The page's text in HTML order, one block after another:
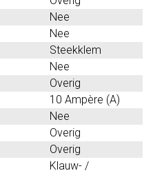
Nee
Nee
Steekklem
Nee
Overig
10 Ampère (A)
Nee
Overig
Overig
Klauw- /